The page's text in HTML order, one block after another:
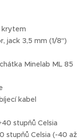
krytem
jack 3,5 mm (1/8")
Minelab ML 85
kabel
stupňů Celsia
stupňů Celsia (-40 až